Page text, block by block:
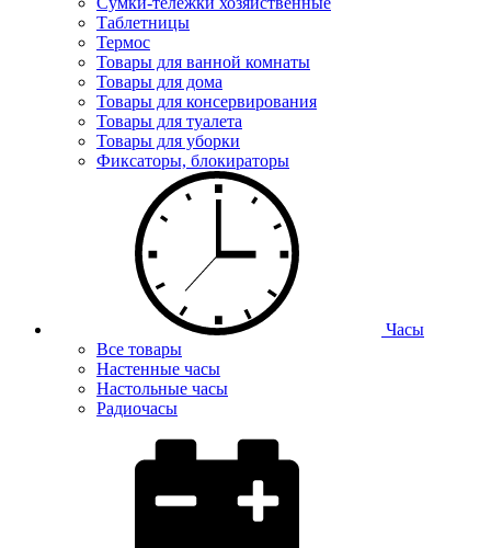
Таблетницы
Термос
Товары для ванной комнаты
Товары для дома
Товары для консервирования
Товары для туалета
Товары для уборки
Фиксаторы, блокираторы
Часы
Все товары
Настенные часы
Настольные часы
Радиочасы